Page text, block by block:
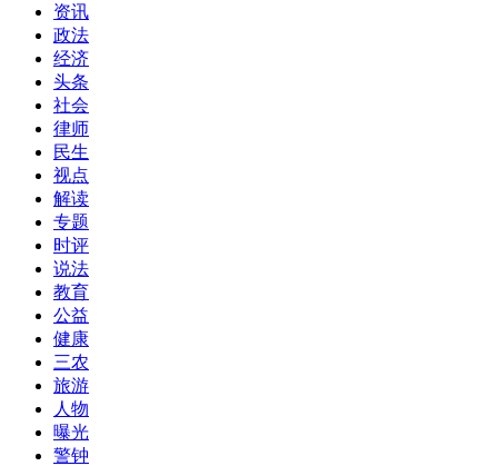
资讯
政法
经济
头条
社会
律师
民生
视点
解读
专题
时评
说法
教育
公益
健康
三农
旅游
人物
曝光
警钟